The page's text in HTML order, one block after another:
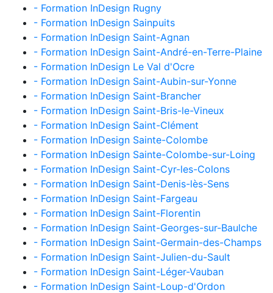
- Formation InDesign Rugny
- Formation InDesign Sainpuits
- Formation InDesign Saint-Agnan
- Formation InDesign Saint-André-en-Terre-Plaine
- Formation InDesign Le Val d'Ocre
- Formation InDesign Saint-Aubin-sur-Yonne
- Formation InDesign Saint-Brancher
- Formation InDesign Saint-Bris-le-Vineux
- Formation InDesign Saint-Clément
- Formation InDesign Sainte-Colombe
- Formation InDesign Sainte-Colombe-sur-Loing
- Formation InDesign Saint-Cyr-les-Colons
- Formation InDesign Saint-Denis-lès-Sens
- Formation InDesign Saint-Fargeau
- Formation InDesign Saint-Florentin
- Formation InDesign Saint-Georges-sur-Baulche
- Formation InDesign Saint-Germain-des-Champs
- Formation InDesign Saint-Julien-du-Sault
- Formation InDesign Saint-Léger-Vauban
- Formation InDesign Saint-Loup-d'Ordon